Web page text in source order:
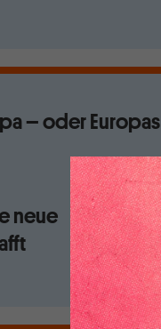
– oder Europas
neue